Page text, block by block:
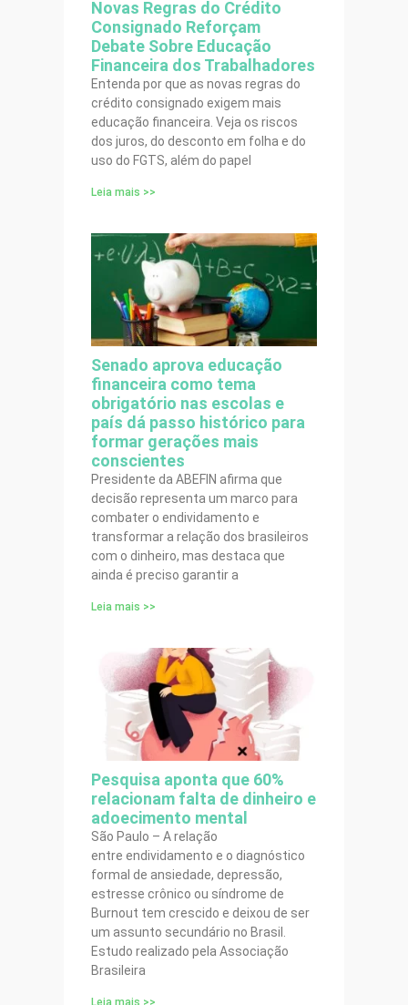
Novas Regras do Crédito
Consignado Reforçam
Debate Sobre Educação
Financeira dos Trabalhadores
Entenda por que as novas regras do
crédito consignado exigem mais
educação financeira. Veja os riscos
dos juros, do desconto em folha e do
uso do FGTS, além do papel
Leia mais >>
Senado aprova educação
financeira como tema
obrigatório nas escolas e
país dá passo histórico para
formar gerações mais
conscientes
Presidente da ABEFIN afirma que
decisão representa um marco para
combater o endividamento e
transformar a relação dos brasileiros
com o dinheiro, mas destaca que
ainda é preciso garantir a
Leia mais >>
Pesquisa aponta que 60%
relacionam falta de dinheiro e
adoecimento mental
São Paulo – A relação
entre endividamento e o diagnóstico
formal de ansiedade, depressão,
estresse crônico ou síndrome de
Burnout tem crescido e deixou de ser
um assunto secundário no Brasil.
Estudo realizado pela Associação
Brasileira
Leia mais >>